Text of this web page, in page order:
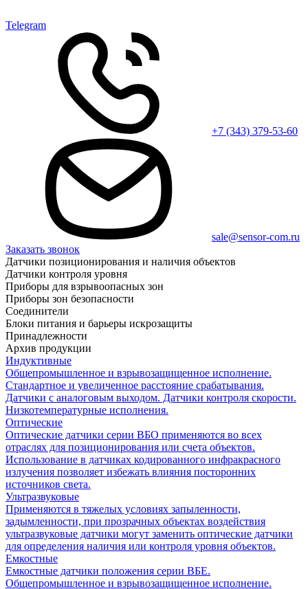
Telegram
+7 (343) 379-53-60
sale@sensor-com.ru
Заказать звонок
Датчики позиционирования и наличия объектов
Датчики контроля уровня
Приборы для взрывоопасных зон
Приборы зон безопасности
Соединители
Блоки питания и барьеры искрозащиты
Принадлежности
Архив продукции
Индуктивные
Общепромышленное и взрывозащищенное исполнение.
Стандартное и увеличенное расстояние срабатывания.
Датчики с аналоговым выходом. Датчики контроля скорости.
Низкотемпературные исполнения.
Оптические
Оптические датчики серии ВБО применяются во всех
отраслях для позиционирования или счета объектов.
Использование в датчиках кодированного инфракрасного
излучения позволяет избежать влияния посторонних
источников света.
Ультразвуковые
Применяются в тяжелых условиях запыленности,
задымленности, при прозрачных объектах воздействия
ультразвуковые датчики могут заменить оптические датчики
для определения наличия или контроля уровня объектов.
Емкостные
Емкостные датчики положения серии ВБЕ.
Общепромышленное и взрывозащищенное исполнение.